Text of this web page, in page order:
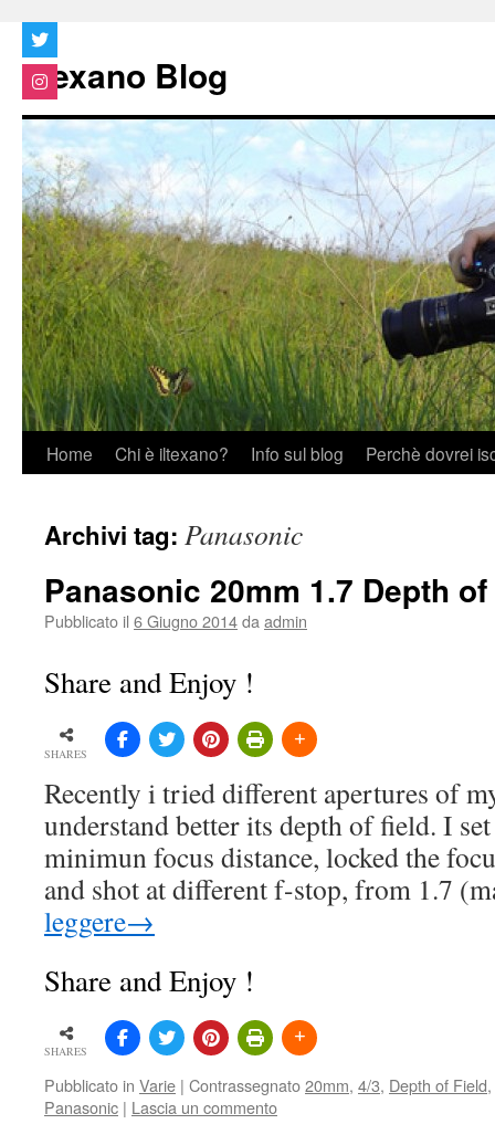
Vai
contenuto
Iltexano Blog
Home Chi è iltexano? Info sul blog Perchè dovrei
Archivi tag: Panasonic
Panasonic 20mm 1.7 Depth
Pubblicato il 6 Giugno 2014da admin
Share and Enjoy !
SHARES
Recently i tried different apertures of
understand better its depth of field. I
minimun focus distance, locked the
and shot at different f-stop, from 1.7
leggere→
Share and Enjoy !
SHARES
Pubblicato in Varie | Contrassegnato20mm, 4/3, Depth of Field,
Panasonic | Lascia un commento